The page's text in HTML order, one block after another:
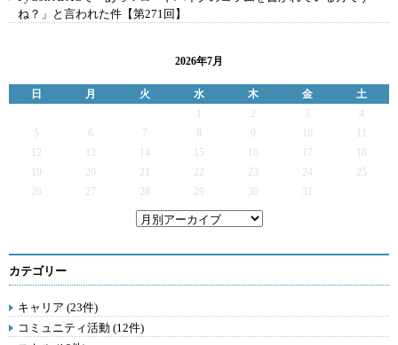
ね？」と言われた件【第271回】
2026年7月
日 月 火 水 木 金
土
2 3
4
5
6 7 9
12
13 14 15 16 17
19
20 21 22 23 24
25
26
27 28 29 30 31
カテゴリー
キャリア (23件)
コミュニティ活動 (12件)